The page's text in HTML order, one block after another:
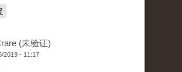
(未验证)
2019 - 11:17